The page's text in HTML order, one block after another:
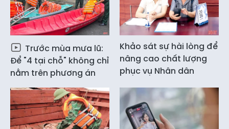
Trước mùa mưa lũ:
Để "4 tại chỗ" không chỉ
nằm trên phương án
Khảo sát sự hài lòng để
nâng cao chất lượng
phục vụ Nhân dân